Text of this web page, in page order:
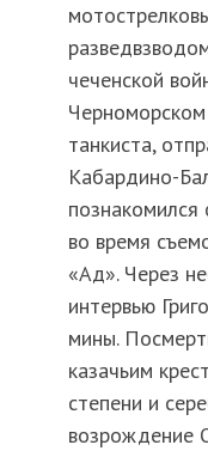
чеченской
танкиста,
Кабардино-
во время
«Ад». Через
интервью
мины.
казачьим
степени и
возрождение